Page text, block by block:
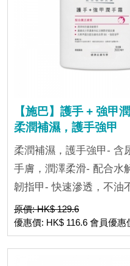
【施巴】護手 + 強甲
柔潤補濕，護手強甲
柔潤補濕，護手強甲- 含
手膚，潤澤柔滑- 配合水
韌指甲- 快速滲透，不油
原價: HK$ 129.6
優惠價: HK$ 116.6 會員優惠